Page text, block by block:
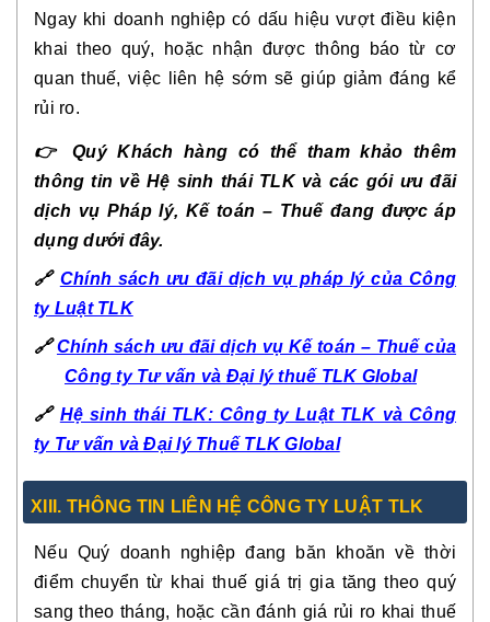
Ngay khi doanh nghiệp có dấu hiệu vượt điều kiện
khai theo quý, hoặc nhận được thông báo từ cơ
quan thuế, việc liên hệ sớm sẽ giúp giảm đáng kể
rủi ro.
👉Quý Khách hàng có thể tham khảo thêm
thông tin về Hệ sinh thái TLK và các gói ưu đãi
dịch vụ Pháp lý, Kế toán – Thuế đang được áp
dụng dưới đây.
🔗 Chính sách ưu đãi dịch vụ pháp lý của Công
ty Luật TLK
🔗 Chính sách ưu đãi dịch vụ Kế toán – Thuế của
Công ty Tư vấn và Đại lý thuế TLK Global
🔗 Hệ sinh thái TLK: Công ty Luật TLK và Công
ty Tư vấn và Đại lý Thuế TLK Global
XIII. THÔNG TIN LIÊN HỆ CÔNG TY LUẬT TLK
Nếu Quý doanh nghiệp đang băn khoăn về thời
điểm chuyển từ khai thuế giá trị gia tăng theo quý
sang theo tháng, hoặc cần đánh giá rủi ro khai thuế